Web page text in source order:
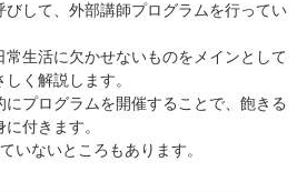
して、外部講師プログラムを行ってい
生活に欠かせないものをメインとして
く解説します。
プログラムを開催することで、飽きる
付きます。
いないところもあります。